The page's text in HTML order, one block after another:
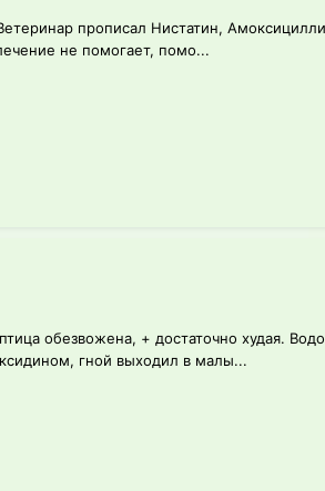
прописал Нистатин,
не помогает, помо...
обезвожена, + достаточно худая.
гной выходил в малы...